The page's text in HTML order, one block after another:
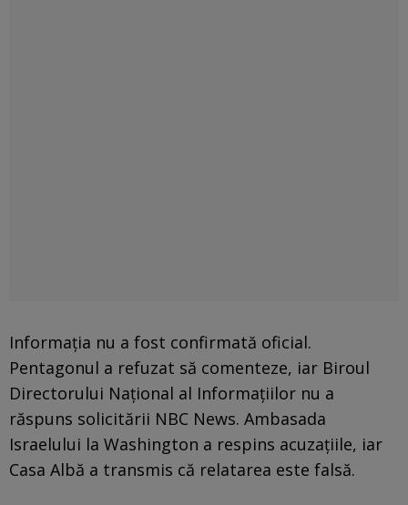
Informația nu a fost confirmată oficial.
Pentagonul a refuzat să comenteze, iar Biroul
Directorului Național al Informațiilor nu a
răspuns solicitării NBC News. Ambasada
Israelului la Washington a respins acuzațiile, iar
Casa Albă a transmis că relatarea este falsă.